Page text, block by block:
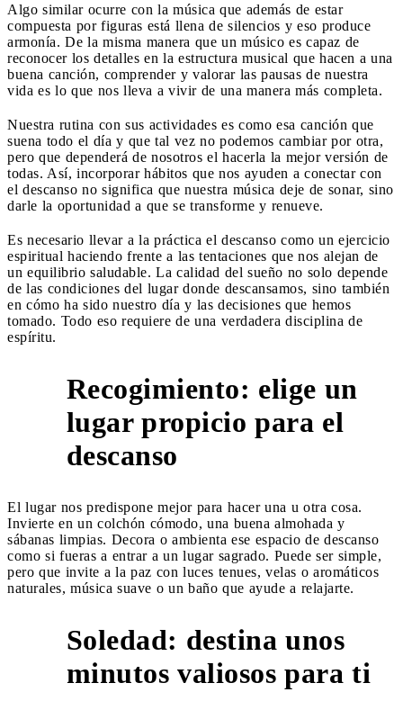
Algo similar ocurre con la música que además de estar
compuesta por figuras está llena de silencios y eso produce
armonía. De la misma manera que un músico es capaz de
reconocer los detalles en la estructura musical que hacen a una
buena canción, comprender y valorar las pausas de nuestra
vida es lo que nos lleva a vivir de una manera más completa.
Nuestra rutina con sus actividades es como esa canción que
suena todo el día y que tal vez no podemos cambiar por otra,
pero que dependerá de nosotros el hacerla la mejor versión de
todas. Así, incorporar hábitos que nos ayuden a conectar con
el descanso no significa que nuestra música deje de sonar, sino
darle la oportunidad a que se transforme y renueve.
Es necesario llevar a la práctica el descanso como un ejercicio
espiritual haciendo frente a las tentaciones que nos alejan de
un equilibrio saludable. La calidad del sueño no solo depende
de las condiciones del lugar donde descansamos, sino también
en cómo ha sido nuestro día y las decisiones que hemos
tomado. Todo eso requiere de una verdadera disciplina de
espíritu.
Recogimiento: elige un
lugar propicio para el
descanso
El lugar nos predispone mejor para hacer una u otra cosa.
Invierte en un colchón cómodo, una buena almohada y
sábanas limpias. Decora o ambienta ese espacio de descanso
como si fueras a entrar a un lugar sagrado. Puede ser simple,
pero que invite a la paz con luces tenues, velas o aromáticos
naturales, música suave o un baño que ayude a relajarte.
Soledad: destina unos
minutos valiosos para ti